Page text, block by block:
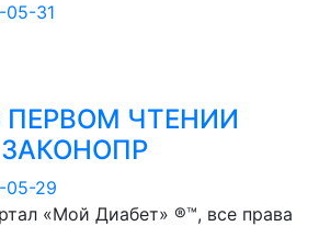
05-31
ПЕРВОМ ЧТЕНИИ
05-29
«Мой Диабет» ®™, все права